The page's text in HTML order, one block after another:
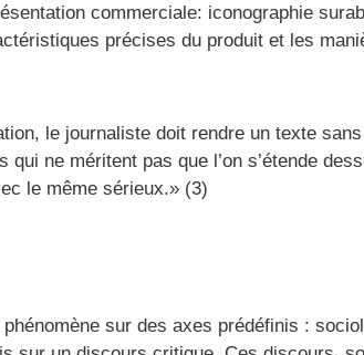
commerciale: iconographie
précises du produit et les
le journaliste doit rendre un texte
ne méritent pas que l’on s’étende
le même sérieux.» (3)
sur des axes prédéfinis :